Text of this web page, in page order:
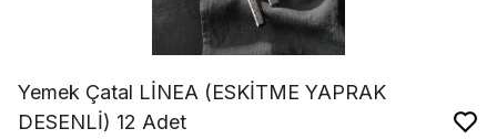
Yemek Çatal LİNEA (ESKİTME YAPRAK
DESENLİ) 12 Adet